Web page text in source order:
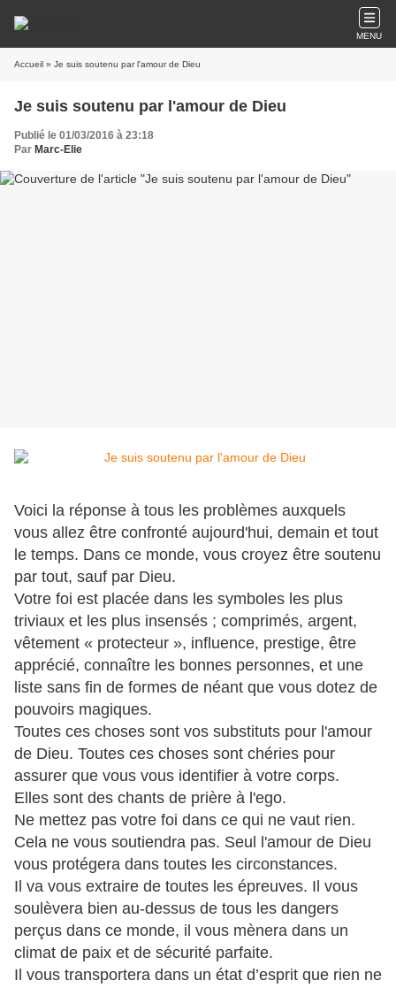
MENU
Accueil » Je suis soutenu par l'amour de Dieu
Je suis soutenu par l'amour de Dieu
Publié le 01/03/2016 à 23:18
Par Marc-Elie
Voici la réponse à tous les problèmes auxquels
vous allez être confronté aujourd'hui, demain et tout
le temps. Dans ce monde, vous croyez être soutenu
par tout, sauf par Dieu.
Votre foi est placée dans les symboles les plus
triviaux et les plus insensés ; comprimés, argent,
vêtement « protecteur », influence, prestige, être
apprécié, connaître les bonnes personnes, et une
liste sans fin de formes de néant que vous dotez de
pouvoirs magiques.
Toutes ces choses sont vos substituts pour l'amour
de Dieu. Toutes ces choses sont chéries pour
assurer que vous vous identifier à votre corps.
Elles sont des chants de prière à l'ego.
Ne mettez pas votre foi dans ce qui ne vaut rien.
Cela ne vous soutiendra pas. Seul l'amour de Dieu
vous protégera dans toutes les circonstances.
Il va vous extraire de toutes les épreuves. Il vous
soulèvera bien au-dessus de tous les dangers
perçus dans ce monde, il vous mènera dans un
climat de paix et de sécurité parfaite.
Il vous transportera dans un état d’esprit que rien ne